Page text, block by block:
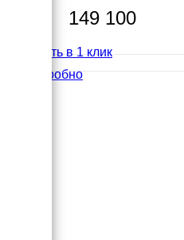
149 100
Купить в 1 клик
Подробно